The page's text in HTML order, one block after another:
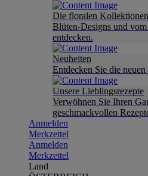
Die floralen
Blüten-Designs und
entdecken.
Neuheiten
Entdecken Sie die
Unsere Lieblingsrezepte
Verwöhnen Sie Ihren
geschmackvollen
Anmelden
Merkzettel
Anmelden
Merkzettel
Land